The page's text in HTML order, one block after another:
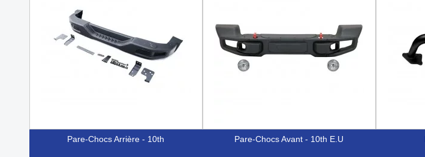
Pare-Chocs Arrière - 10th Pare-Chocs Avant - 10th E.U